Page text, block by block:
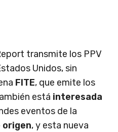
transmite los PPV
Unidos, sin
FITE, que emite los
está interesada
eventos de la
origen, y esta nueva